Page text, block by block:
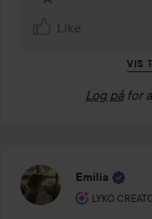
Like
VIS
Log på for
Emilia
LYKO
Brugerens